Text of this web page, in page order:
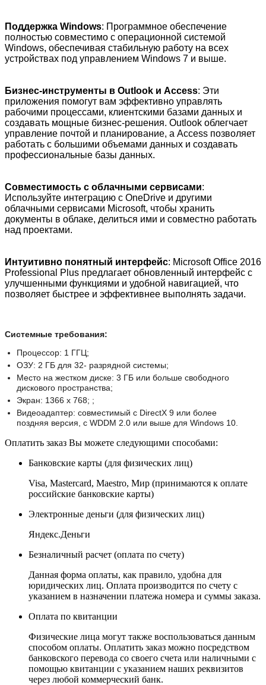
Поддержка Windows: Программное обеспечение
полностью совместимо с операционной системой
Windows, обеспечивая стабильную работу на всех
устройствах под управлением Windows 7 и выше.
Бизнес-инструменты в Outlook и Access: Эти
приложения помогут вам эффективно управлять
рабочими процессами, клиентскими базами данных и
создавать мощные бизнес-решения. Outlook облегчает
управление почтой и планирование, а Access позволяет
работать с большими объемами данных и создавать
профессиональные базы данных.
Совместимость с облачными сервисами:
Используйте интеграцию с OneDrive и другими
облачными сервисами Microsoft, чтобы хранить
документы в облаке, делиться ими и совместно работать
над проектами.
Интуитивно понятный интерфейс: Microsoft Office 2016
Professional Plus предлагает обновленный интерфейс с
улучшенными функциями и удобной навигацией, что
позволяет быстрее и эффективнее выполнять задачи.
Системные требования:
Процессор: 1 ГГЦ;
ОЗУ: 2 ГБ для 32- разрядной системы;
Место на жестком диске: 3 ГБ или больше свободного
дискового пространства;
Экран: 1366 x 768; ;
Видеоадаптер: совместимый с DirectX 9 или более
поздняя версия, с WDDM 2.0 или выше для Windows 10.
Оплатить заказ Вы можете следующими способами:
Банковские карты (для физических лиц)
Visa, Mastercard, Maestro, Мир (принимаются к оплате
российские банковские карты)
Электронные деньги (для физических лиц)
Яндекс.Деньги
Безналичный расчет (оплата по счету)
Данная форма оплаты, как правило, удобна для
юридических лиц. Оплата производится по счету с
указанием в назначении платежа номера и суммы заказа.
Оплата по квитанции
Физические лица могут также воспользоваться данным
способом оплаты. Оплатить заказ можно посредством
банковского перевода со своего счета или наличными с
помощью квитанции с указанием наших реквизитов
через любой коммерческий банк.